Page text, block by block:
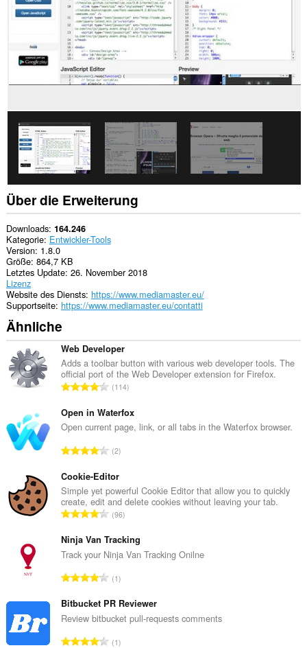
Diese
Erweiterung
Tabs
Browseraktivitäten
Über die Erweiterung
Downloads 164.246
Kategorie Entwickler-Tools
Version 1.8.0
Größe 864,7 KB
Letztes Update 26. November 2018
Lizenz
Website des Diensts https://www.mediamaster.eu/
Supportseite https://www.mediamaster.eu/contatti
Ähnliche
Web Developer
Adds a toolbar button with various web developer tools. The
official port of the Web Developer extension for Firefox.
G
s
a
t
B
e
w
e
r
t
n
e
n
114
Open in Waterfox
Open current page, link, or all tabs in the Waterfox browser.
G
s
a
m
t
B
e
w
e
r
t
n
2
Cookie-Editor
Simple yet powerful Cookie Editor that allow you to quickly
create, edit and delete cookies without leaving your tab.
G
s
a
t
B
e
w
96
Ninja Van Tracking
Track your Ninja Van Tracking Onilne
G
s
a
1
Bitbucket PR Reviewer
Review bitbucket pull-requests comments
G1